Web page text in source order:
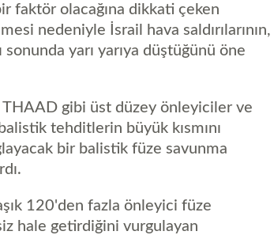
faktör olacağına dikkati çeken
nedeniyle İsrail hava saldırılarının,
sonunda yarı yarıya düştüğünü öne
gibi üst düzey önleyiciler ve
tehditlerin büyük kısmını
bir balistik füze savunma
120'den fazla önleyici füze
hale getirdiğini vurgulayan